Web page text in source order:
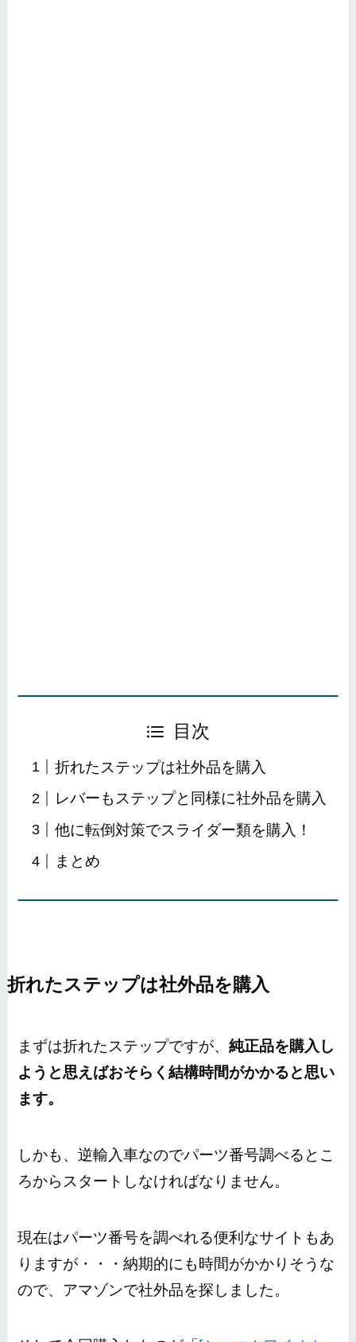
目次
折れたステップは社外品を購入
レバーもステップと同様に社外品を購入
他に転倒対策でスライダー類を購入！
まとめ
折れたステップは社外品を購入
まずは折れたステップですが、純正品を購入し
ようと思えばおそらく結構時間がかかると思い
ます。
しかも、逆輸入車なのでパーツ番号調べるとこ
ろからスタートしなければなりません。
現在はパーツ番号を調べれる便利なサイトもあ
りますが・・・納期的にも時間がかかりそうな
ので、アマゾンで社外品を探しました。